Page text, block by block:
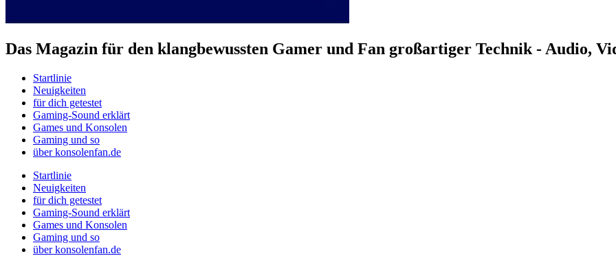
Das Magazin für den klangbewussten Gamer und Fan großartiger Technik - Audio,
Startlinie
Neuigkeiten
für dich getestet
Gaming-Sound erklärt
Games und Konsolen
Gaming und so
über konsolenfan.de
Startlinie
Neuigkeiten
für dich getestet
Gaming-Sound erklärt
Games und Konsolen
Gaming und so
über konsolenfan.de